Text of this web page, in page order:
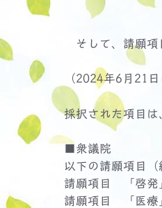
そして、請願項
（2024年6月21
採択された項目は
■衆議院
以下の請願項目
請願項目 「啓発
請願項目 「医療